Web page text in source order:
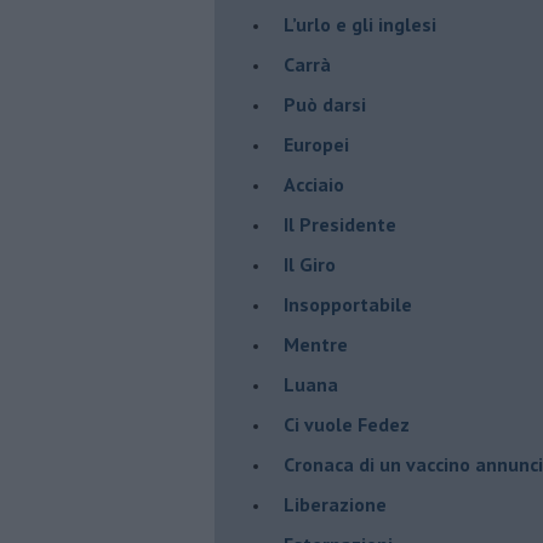
​L’urlo e gli inglesi
Carrà
Può darsi
Europei
Acciaio
Il Presidente
​Il Giro
Insopportabile
​Mentre
Luana
​Ci vuole Fedez
​Cronaca di un vaccino
​Liberazione